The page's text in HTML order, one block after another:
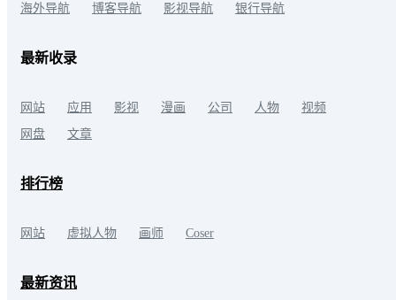
海外导航
博客导航 影视导航 银行导航
最新收录
网站 应用 影视 漫画 公司 人物
视频
网盘
文章
排行榜
网站 虚拟人物 画师 Coser
最新资讯